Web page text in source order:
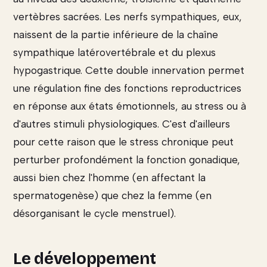
vertèbres sacrées. Les nerfs sympathiques, eux,
naissent de la partie inférieure de la chaîne
sympathique latérovertébrale et du plexus
hypogastrique. Cette double innervation permet
une régulation fine des fonctions reproductrices
en réponse aux états émotionnels, au stress ou à
d'autres stimuli physiologiques. C'est d'ailleurs
pour cette raison que le stress chronique peut
perturber profondément la fonction gonadique,
aussi bien chez l'homme (en affectant la
spermatogenèse) que chez la femme (en
désorganisant le cycle menstruel).
Le développement